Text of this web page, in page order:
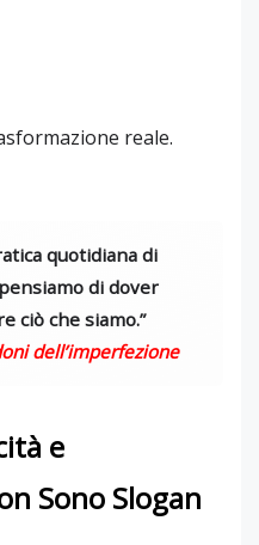
reale.
quotidiana di
di dover
ciò che siamo.”
dell’imperfezione
e
Sono Slogan